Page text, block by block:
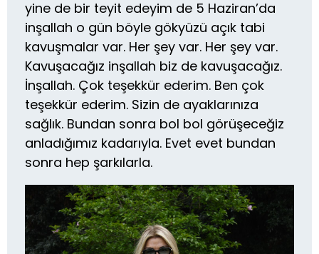
yine de bir teyit edeyim de 5 Haziran’da
inşallah o gün böyle gökyüzü açık tabi
kavuşmalar var. Her şey var. Her şey var.
Kavuşacağız inşallah biz de kavuşacağız.
İnşallah. Çok teşekkür ederim. Ben çok
teşekkür ederim. Sizin de ayaklarınıza
sağlık. Bundan sonra bol bol görüşeceğiz
anladığımız kadarıyla. Evet evet bundan
sonra hep şarkılarla.